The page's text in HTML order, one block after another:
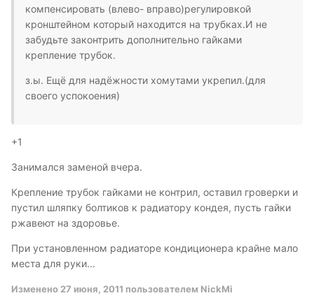
компенсировать (влево- вправо)регулировкой
кронштейном который находится на трубках.И не
забудьте законтрить дополнительно гайками
крепление трубок.
з.ы. Ещё для надёжности хомутами укрепил.(для
своего успокоения)
+1
Занимался заменой вчера.
Крепление трубок гайками не контрил, оставил гроверки и
пустил шляпку болтиков к радиатору кондея, пусть гайки
ржавеют на здоровье.
При установленном радиаторе кондиционера крайне мало
места для руки...
Изменено 27 июня, 2011 пользователем NickMi